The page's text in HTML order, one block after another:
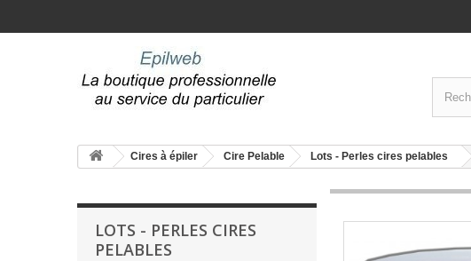
Cires à épiler Cire Pelable Lots - Perles cires pelables
LOTS - PERLES CIRES
PELABLES